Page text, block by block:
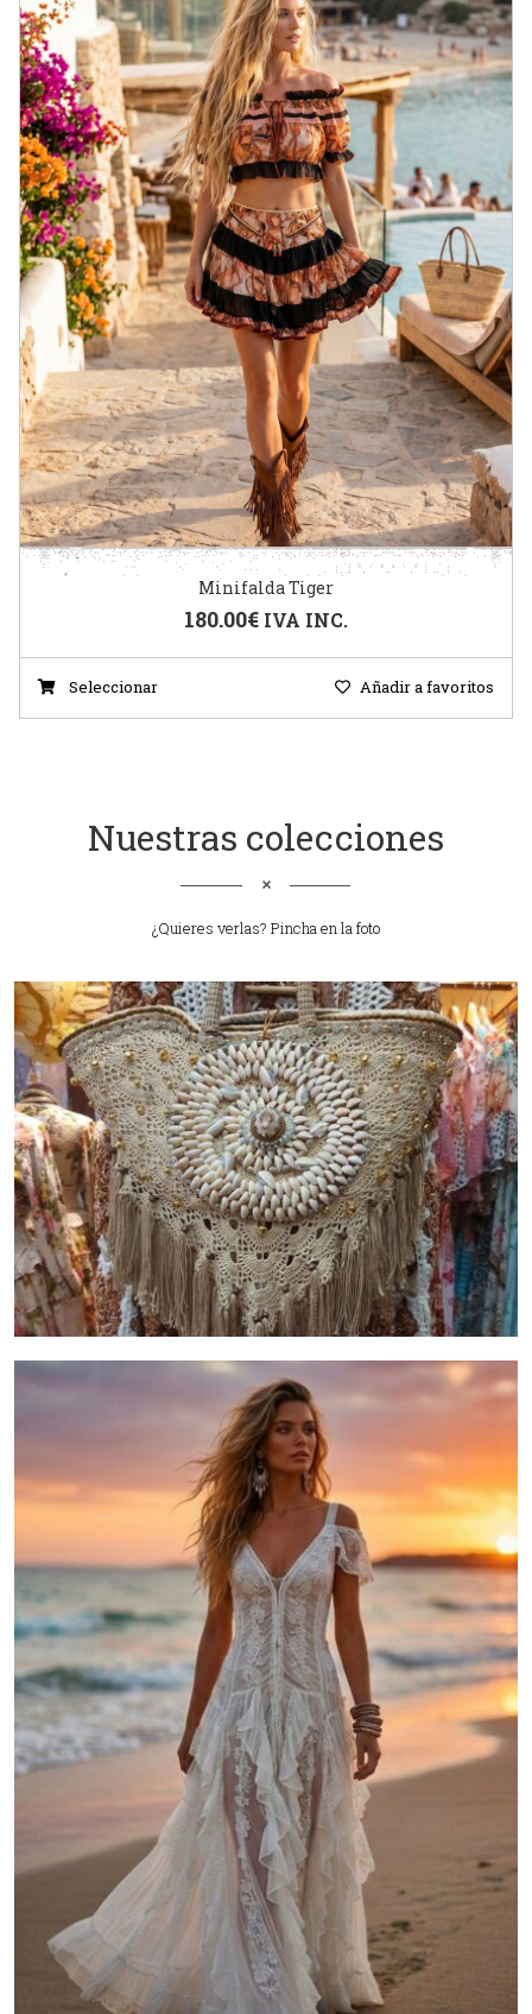
Minifalda Tiger
180.00€ IVA INC.
Seleccionar Añadir a favoritos
Nuestras colecciones
¿Quieres verlas? Pincha en la foto